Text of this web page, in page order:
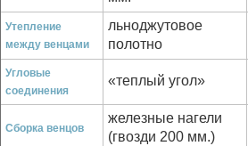
Утепление
между венцами
льноджутовое
полотно
Угловые
соединения
«теплый угол»
Сборка венцов
железные нагели
(гвозди 200 мм.)